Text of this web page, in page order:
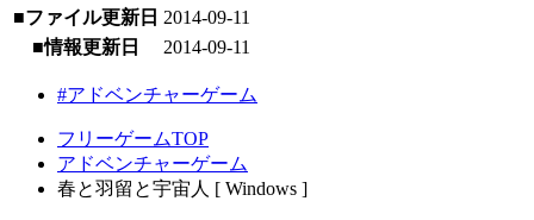
■ファイル更新日 2014-09-11
■情報更新日
2014-09-11
#アドベンチャーゲーム
フリーゲームTOP
アドベンチャーゲーム
春と羽留と宇宙人 [ Windows ]